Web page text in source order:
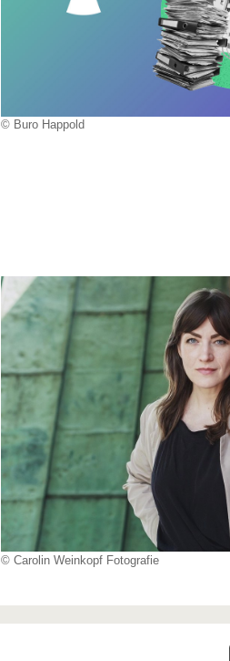
© Buro Happold
© Carolin Weinkopf Fotografie